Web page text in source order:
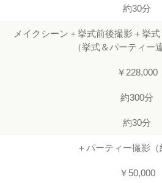
約30分
メイクシーン＋挙式前後撮影＋挙
（挙式＆パーティー
￥228,000
約300分
約30分
＋パーティー撮影（
￥50,000